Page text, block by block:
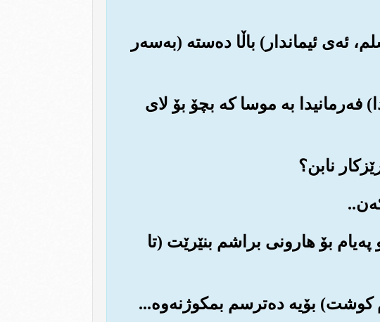
ئه‌ی ئیماندار) باڵا ده‌سته (به‌سه‌ر
فه‌رمانیدا به موسا که بچۆ بۆ لای
بۆ هارونی براشم بنێرێت (تا